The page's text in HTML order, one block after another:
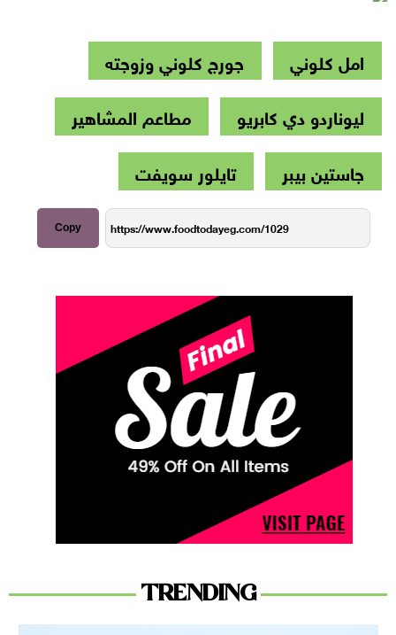
امل كلوني
جورج كلوني وزوجته
ليوناردو دي كابريو
مطاعم المشاهير
جاستين بيبر
تايلور سويفت
Copy
TRENDING